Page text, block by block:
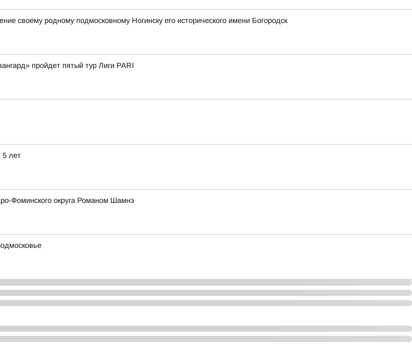
своему родному подмосковному Ногинску его исторического имени Богородск
пройдет пятый тур Лиги PARI
5 лет
Фоминского округа Романом Шамнэ